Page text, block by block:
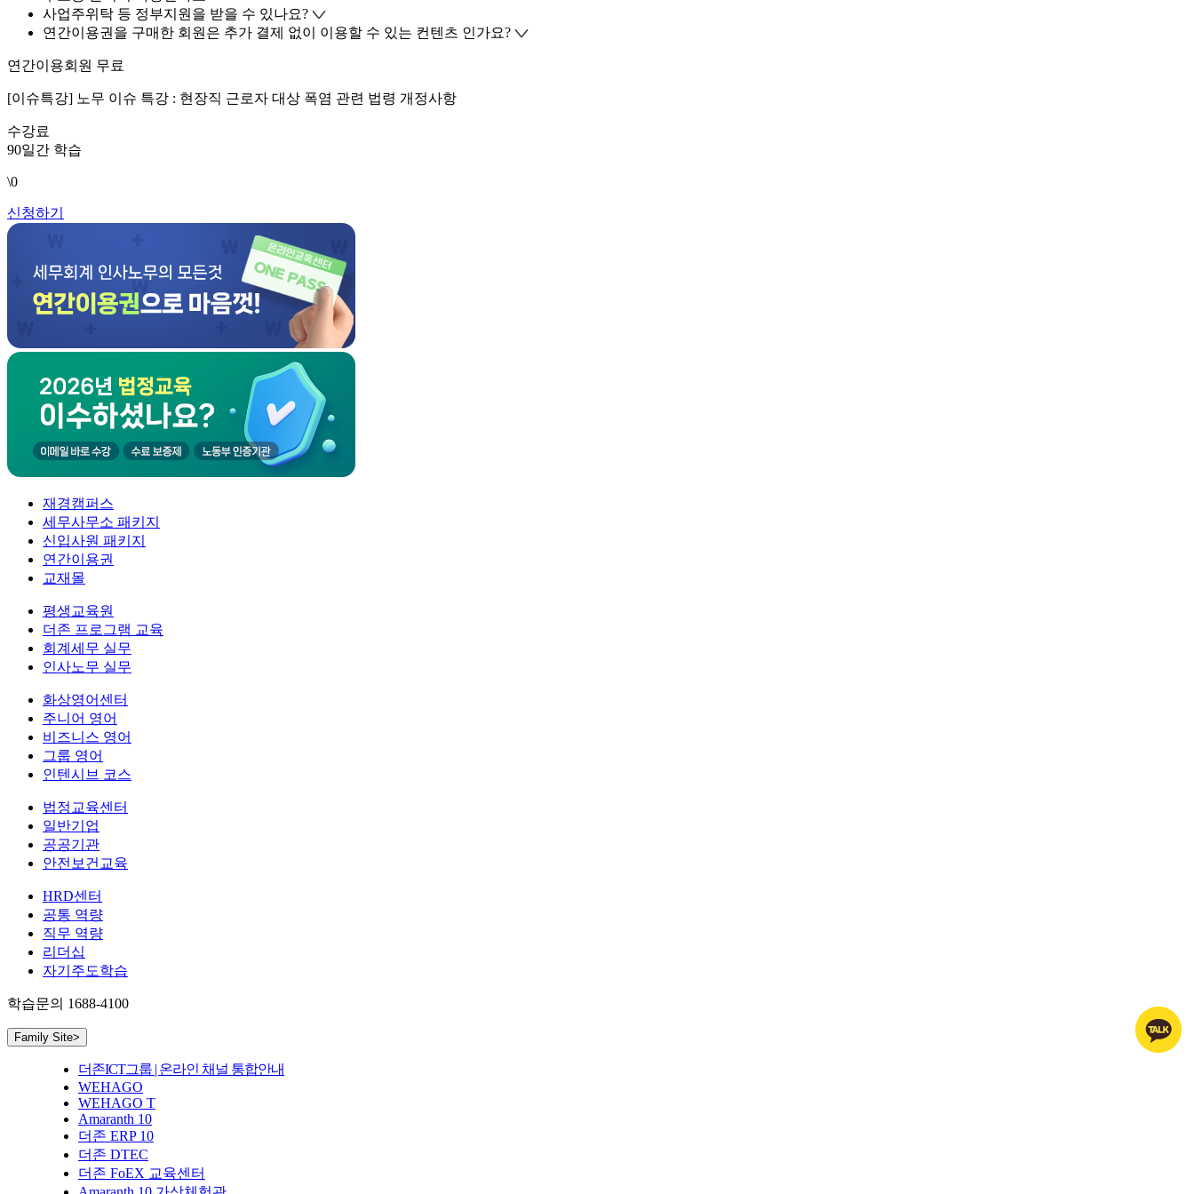
사업주위탁 등 정부지원을 받을 수 있나요?
연간이용권을 구매한 회원은 추가 결제 없이 이용할 수 있는 컨텐츠 인가요?
연간이용회원 무료
[이슈특강] 노무 이슈 특강 : 현장직 근로자 대상 폭염 관련 법령 개정사항
수강료
90일간 학습
\0
신청하기
재경캠퍼스
세무사무소 패키지
신입사원 패키지
연간이용권
교재몰
평생교육원
더존 프로그램 교육
회계세무 실무
인사노무 실무
화상영어센터
주니어 영어
비즈니스 영어
그룹 영어
인텐시브 코스
법정교육센터
일반기업
공공기관
안전보건교육
HRD센터
공통 역량
직무 역량
리더십
자기주도학습
학습문의 1688-4100
Family Site>
더존ICT그룹 | 온라인 채널 통합안내
WEHAGO
WEHAGO T
Amaranth 10
더존 ERP 10
더존 DTEC
더존 FoEX 교육센터